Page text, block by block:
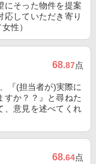
にそった物件を提案
応していただき寄り
性）
68.87点
『(担当者が)実際に
すか？？』と尋ねた
、意見を述べてくれ
68.64点